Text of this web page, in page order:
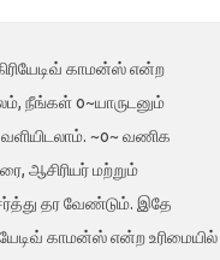
காமன்ஸ் என்ற
நீங்கள் o~யாருடனும்
~o~ வணிக
ஆசிரியர் மற்றும்
தர வேண்டும். இதே
காமன்ஸ் என்ற உரிமையில்